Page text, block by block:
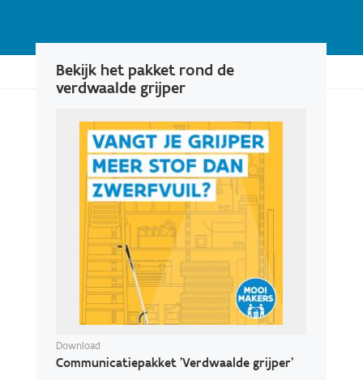
Bekijk het pakket rond de
verdwaalde grijper
Download
Communicatiepakket 'Verdwaalde grijper'